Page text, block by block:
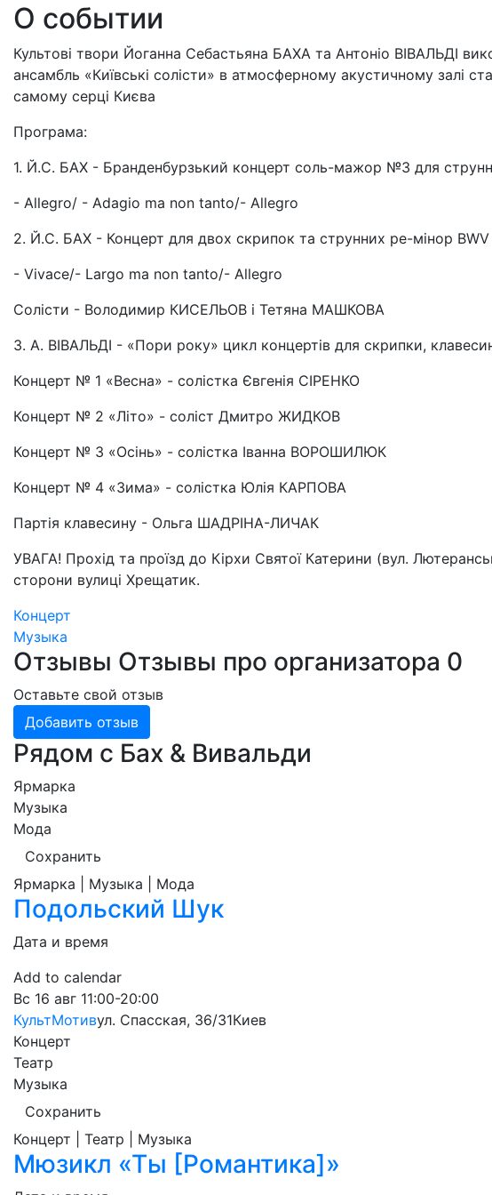
О событии
Культові твори Йоганна Себастьяна БАХА та Антоніо ВІВАЛЬДІ
ансамбль «Київські солісти» в атмосферному акустичному залі
самому серці Києва
Програма:
1. Й.С. БАХ - Бранденбурзький концерт соль-мажор №3 для
- Allegro/ - Adagio ma non tanto/- Allegro
2. Й.С. БАХ - Концерт для двох скрипок та струнних ре-мінор BWV
- Vivace/- Largo ma non tanto/- Allegro
Солісти - Володимир КИСЕЛЬОВ і Тетяна МАШКОВА
3. А. ВІВАЛЬДІ - «Пори року» цикл концертів для скрипки,
Концерт № 1 «Весна» - солістка Євгенія СІРЕНКО
Концерт № 2 «Літо» - соліст Дмитро ЖИДКОВ
Концерт № 3 «Осінь» - солістка Іванна ВОРОШИЛЮК
Концерт № 4 «Зима» - солістка Юлія КАРПОВА
Партія клавесину - Ольга ШАДРІНА-ЛИЧАК
УВАГА! Прохід та проїзд до Кірхи Святої Катерини (вул.
сторони вулиці Хрещатик.
Концерт
Музыка
Отзывы Отзывы про организатора 0
Оставьте свой отзыв
Добавить отзыв
Рядом с Бах & Вивальди
Ярмарка
Музыка
Мода
Сохранить
Ярмарка | Музыка | Мода
Подольский Шук
Дата и время
Add to calendar
Вс 16 авг 11:00-20:00
КультМотивул. Спасская, 36/31Киев
Концерт
Театр
Музыка
Сохранить
Концерт | Театр | Музыка
Мюзикл «Ты [Романтика]»